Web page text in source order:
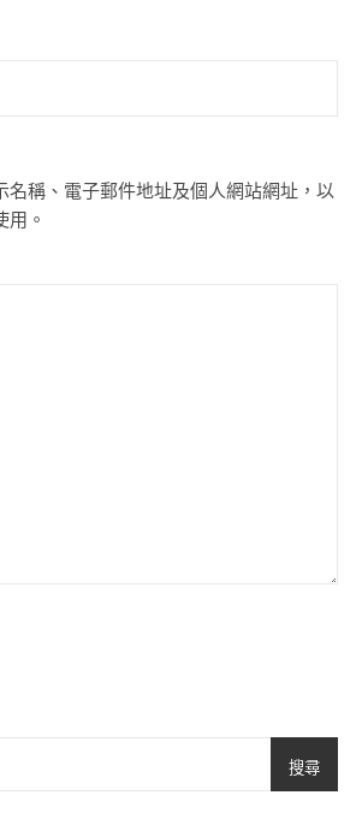
名稱、電子郵件地址及個人網站網址，以
用。
搜尋